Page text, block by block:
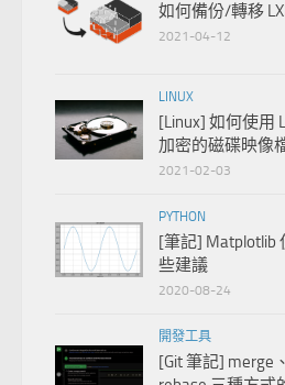
如何備份/轉移
2021-04-12
LINUX
[Linux] 如何使用
加密的磁碟映像
2021-02-03
PYTHON
[筆記] Matplotlib
些建議
2020-08-24
開發工具
[Git 筆記] merge